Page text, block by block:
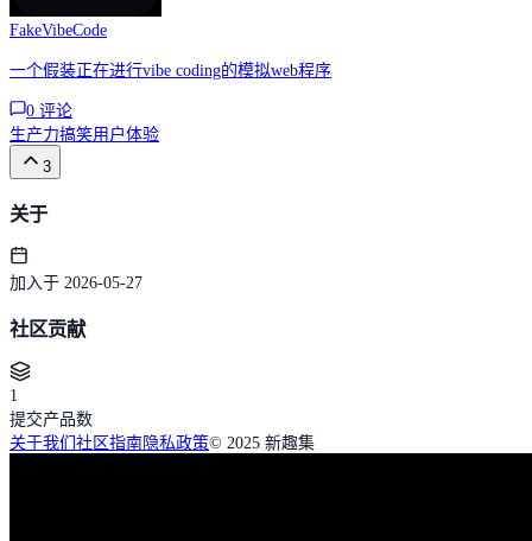
FakeVibeCode
一个假装正在进行vibe coding的模拟web程序
0 评论
生产力搞笑用户体验
3
关于
加入于 2026-05-27
社区贡献
1
提交产品数
关于我们 社区指南隐私政策© 2025 新趣集